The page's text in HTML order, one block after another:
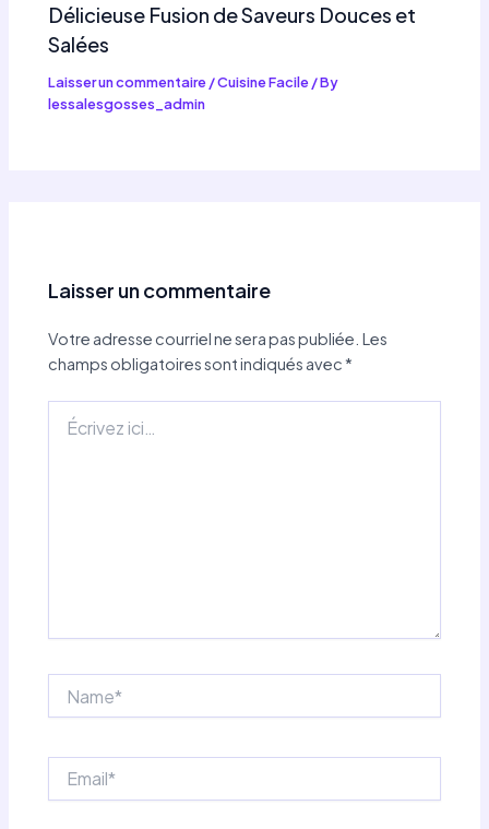
Délicieuse Fusion de Saveurs Douces et
Salées
Laisser un commentaire/Cuisine Facile/ By
lessalesgosses_admin
Laisser un commentaire
Votre adresse courriel ne sera pas publiée. Les
champs obligatoires sont indiqués avec*
ici…